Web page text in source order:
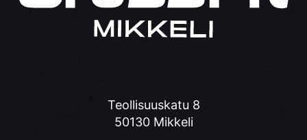
Teollisuuskatu 8
50130 Mikkeli